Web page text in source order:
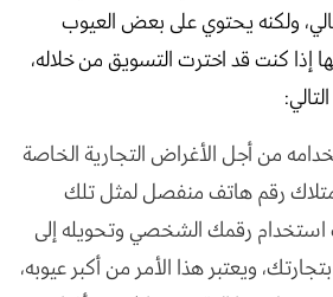
ولكنه يحتوي على بعض العيوب
إذا كنت قد اخترت التسويق من خلاله،
من أجل الأغراض التجارية الخاصة
رقم هاتف منفصل لمثل تلك
استخدام رقمك الشخصي وتحويله إلى
ويعتبر هذا الأمر من أكبر عيوبه،